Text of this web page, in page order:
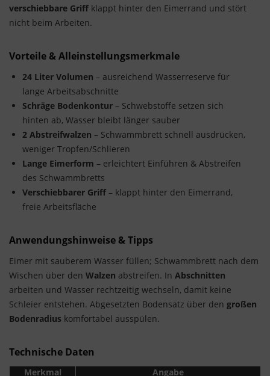
verschiebbare Griff klappt hinter den Eimerrand und stört
nicht beim Arbeiten.
Vorteile & Alleinstellungsmerkmale
24 Liter Volumen – ausreichend Wasserreserve für
lange Arbeitsabschnitte
Schräge Bodenkontur – Schwebstoffe setzen sich
hinten ab, Wasser bleibt länger sauber
2 Abstreifwalzen – Schwammbrett schnell ausdrücken,
weniger Tropfen/Schlieren
Lange Eimerform – erleichtert Einführen & Abstreifen
des Schwammbretts
Verschiebbarer Griff – klappt hinter den Eimerrand,
freie Arbeitsfläche
Anwendungshinweise & Tipps
Eimer mit sauberem Wasser füllen; Schwammbrett nach dem
Wischen über den Walzen abstreifen. In Abschnitten
arbeiten und Wasser rechtzeitig wechseln, damit keine
Schleier entstehen. Abgesetzten Bodensatz über den großen
Bodenradius komfortabel ausspülen.
Technische Daten
Merkmal Angabe